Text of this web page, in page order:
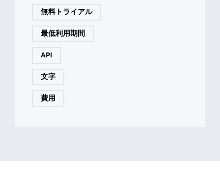
無料トライアル
最低利用期間
API
文字
費用